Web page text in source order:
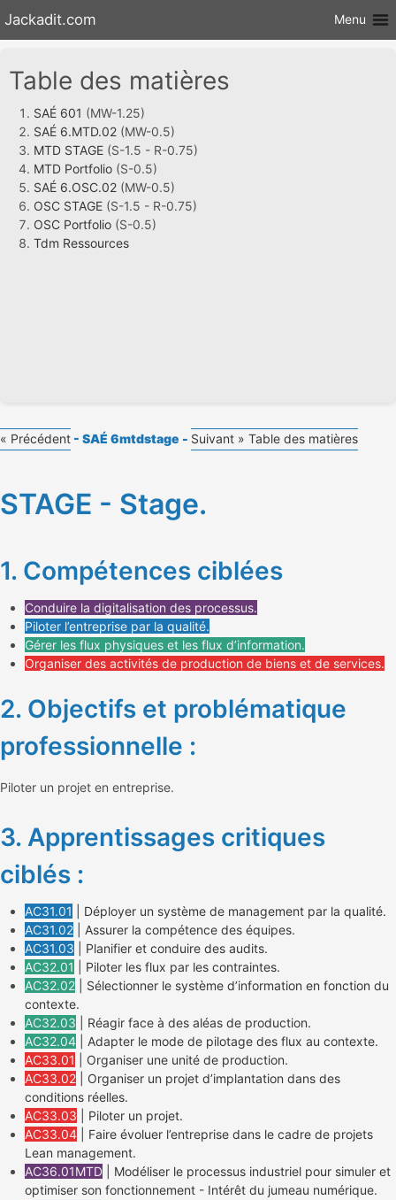
Aller au
Jackadit.com Menu
Table des matières
SAÉ 601 (MW-1.25)
SAÉ 6.MTD.02 (MW-0.5)
MTD STAGE (S-1.5 - R-0.75)
MTD Portfolio (S-0.5)
SAÉ 6.OSC.02 (MW-0.5)
OSC STAGE (S-1.5 - R-0.75)
OSC Portfolio (S-0.5)
Tdm Ressources
« Précédent - SAÉ 6mtdstage - Suivant » Table des matières
STAGE - Stage.
1. Compétences ciblées
Conduire la digitalisation des processus.
Piloter l’entreprise par la qualité.
Gérer les flux physiques et les flux d’information.
Organiser des activités de production de biens et de services.
2. Objectifs et problématique
professionnelle :
Piloter un projet en entreprise.
3. Apprentissages critiques
ciblés :
AC31.01
| Déployer un système de management par la qualité.
AC31.02 | Assurer la compétence des équipes.
AC31.03 | Planifier et conduire des audits.
AC32.01
| Piloter les flux par les contraintes.
AC32.02 | Sélectionner le système d’information en fonction du
contexte.
AC32.03 | Réagir face à des aléas de production.
AC32.04 | Adapter le mode de pilotage des flux au contexte.
AC33.01
| Organiser une unité de production.
AC33.02 | Organiser un projet d’implantation dans des
conditions réelles.
AC33.03 | Piloter un projet.
AC33.04 | Faire évoluer l’entreprise dans le cadre de projets
Lean management.
AC36.01MTD | Modéliser le processus industriel pour simuler et
optimiser son fonctionnement - Intérêt du jumeau numérique.